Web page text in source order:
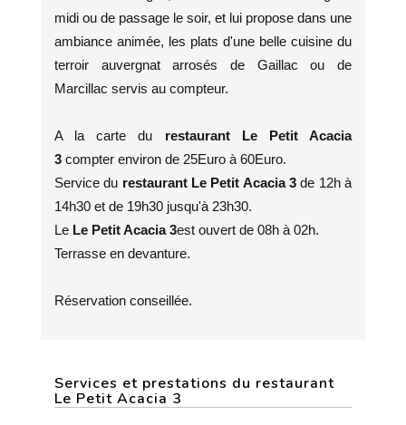
midi ou de passage le soir, et lui propose dans une
ambiance animée, les plats d'une belle cuisine du
terroir auvergnat arrosés de Gaillac ou de
Marcillac servis au compteur.
A la carte du restaurant Le Petit Acacia
3 compter environ de 25Euro à 60Euro.
Service du restaurant Le Petit Acacia 3de 12h à
14h30 et de 19h30 jusqu'à 23h30.
Le Le Petit Acacia 3est ouvert de 08h à 02h.
Terrasse en devanture.
Réservation conseillée.
Services et prestations du restaurant
Le Petit Acacia 3